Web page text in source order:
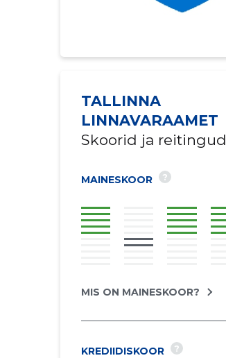
TALLINNA
LINNAVARAAMET
Skoorid ja reitingud
MAINESKOOR ?
MIS ON MAINESKOOR?
KREDIIDISKOOR ?